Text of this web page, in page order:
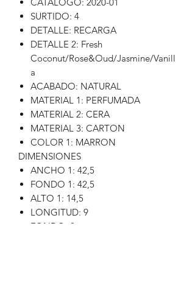
SURTIDO: 4
DETALLE: RECARGA
DETALLE 2: Fresh
Coconut/Rose&Oud/Jasmine/Vanill
a
ACABADO: NATURAL
MATERIAL 1: PERFUMADA
MATERIAL 2: CERA
MATERIAL 3: CARTON
COLOR 1: MARRON
DIMENSIONES
ANCHO 1: 42,5
FONDO 1: 42,5
ALTO 1: 14,5
LONGITUD: 9
FONDO: 9